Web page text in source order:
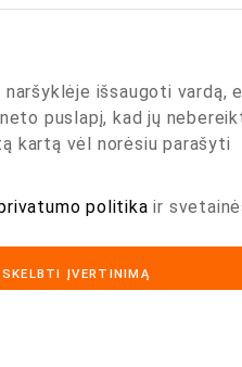
išsaugoti vardą,
puslapį, kad jų
kartą vėl norėsiu parašyti
politika ir